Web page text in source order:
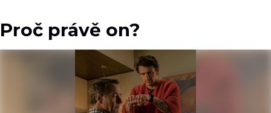
Proč právě on?